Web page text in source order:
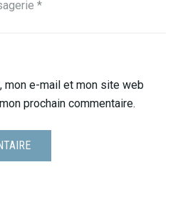
mon e-mail et mon site web
prochain commentaire.